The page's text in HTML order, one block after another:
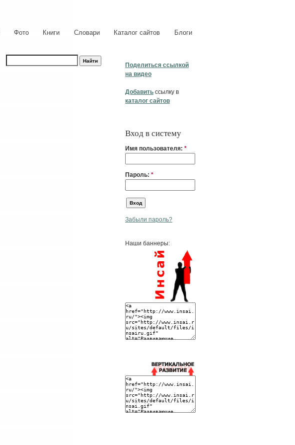
Фото Книги Словари Каталог сайтов Блоги
Поделиться ссылкой
на видео
Добавить ссылку в
каталог сайтов
Вход в систему
Имя пользователя: *
Пароль: *
Забыли пароль?
Наши баннеры: